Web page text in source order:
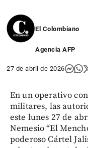
El Colombiano
Agencia AFP
27 de abril de 2026
En un operativo
militares, las
este lunes 27 de
Nemesio “El
poderoso Cártel